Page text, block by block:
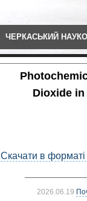
ЧЕРКАСЬКИЙ
Dioxide
Скачати в
2026.06.19